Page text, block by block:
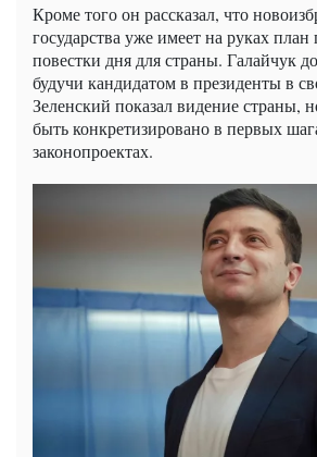
Кроме того он рассказал, что
государства уже имеет на руках
повестки дня для страны. Галайчук
будучи кандидатом в президенты в
Зеленский показал видение страны,
быть конкретизировано в первых
законопроектах.